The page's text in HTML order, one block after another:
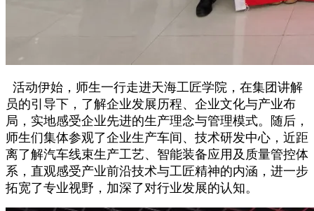
活动伊始，师生一行走进天海工匠学院，在集团讲解
员的引导下，了解企业发展历程、企业文化与产业布
局，实地感受企业先进的生产理念与管理模式。随后，
师生们集体参观了企业生产车间、技术研发中心，近距
离了解汽车线束生产工艺、智能装备应用及质量管控体
系，直观感受产业前沿技术与工匠精神的内涵，进一步
拓宽了专业视野，加深了对行业发展的认知。